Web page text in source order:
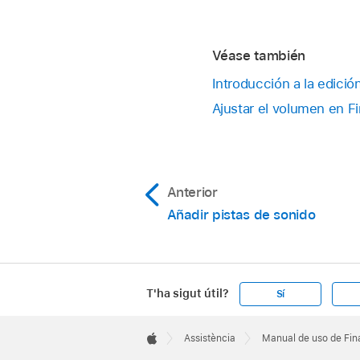
Se mostrarán los
controles en
Toca
en la barra
Toca
en los
Véase también
Introducción a la
Ajustar el volumen en
Anterior
Añadir pistas de sonido
T'ha sigut útil? Sí
Footer

Assistència Manual de uso de